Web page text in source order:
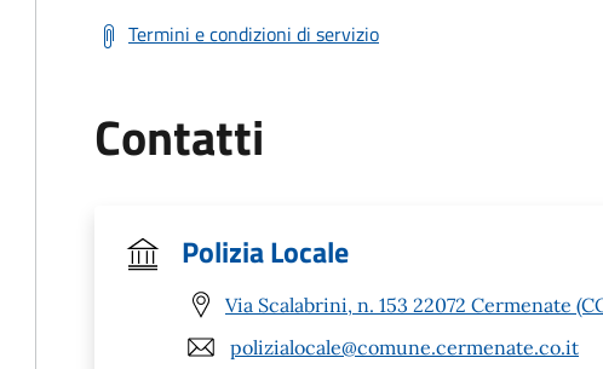
Termini e condizioni di servizio
Contatti
Polizia Locale
Via Scalabrini, n. 153 22072 Cermenate
polizialocale@comune.cermenate.co.it